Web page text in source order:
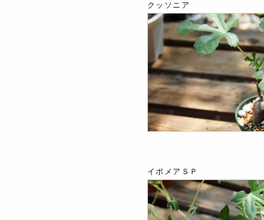
クッソニア
イポメアＳＰ